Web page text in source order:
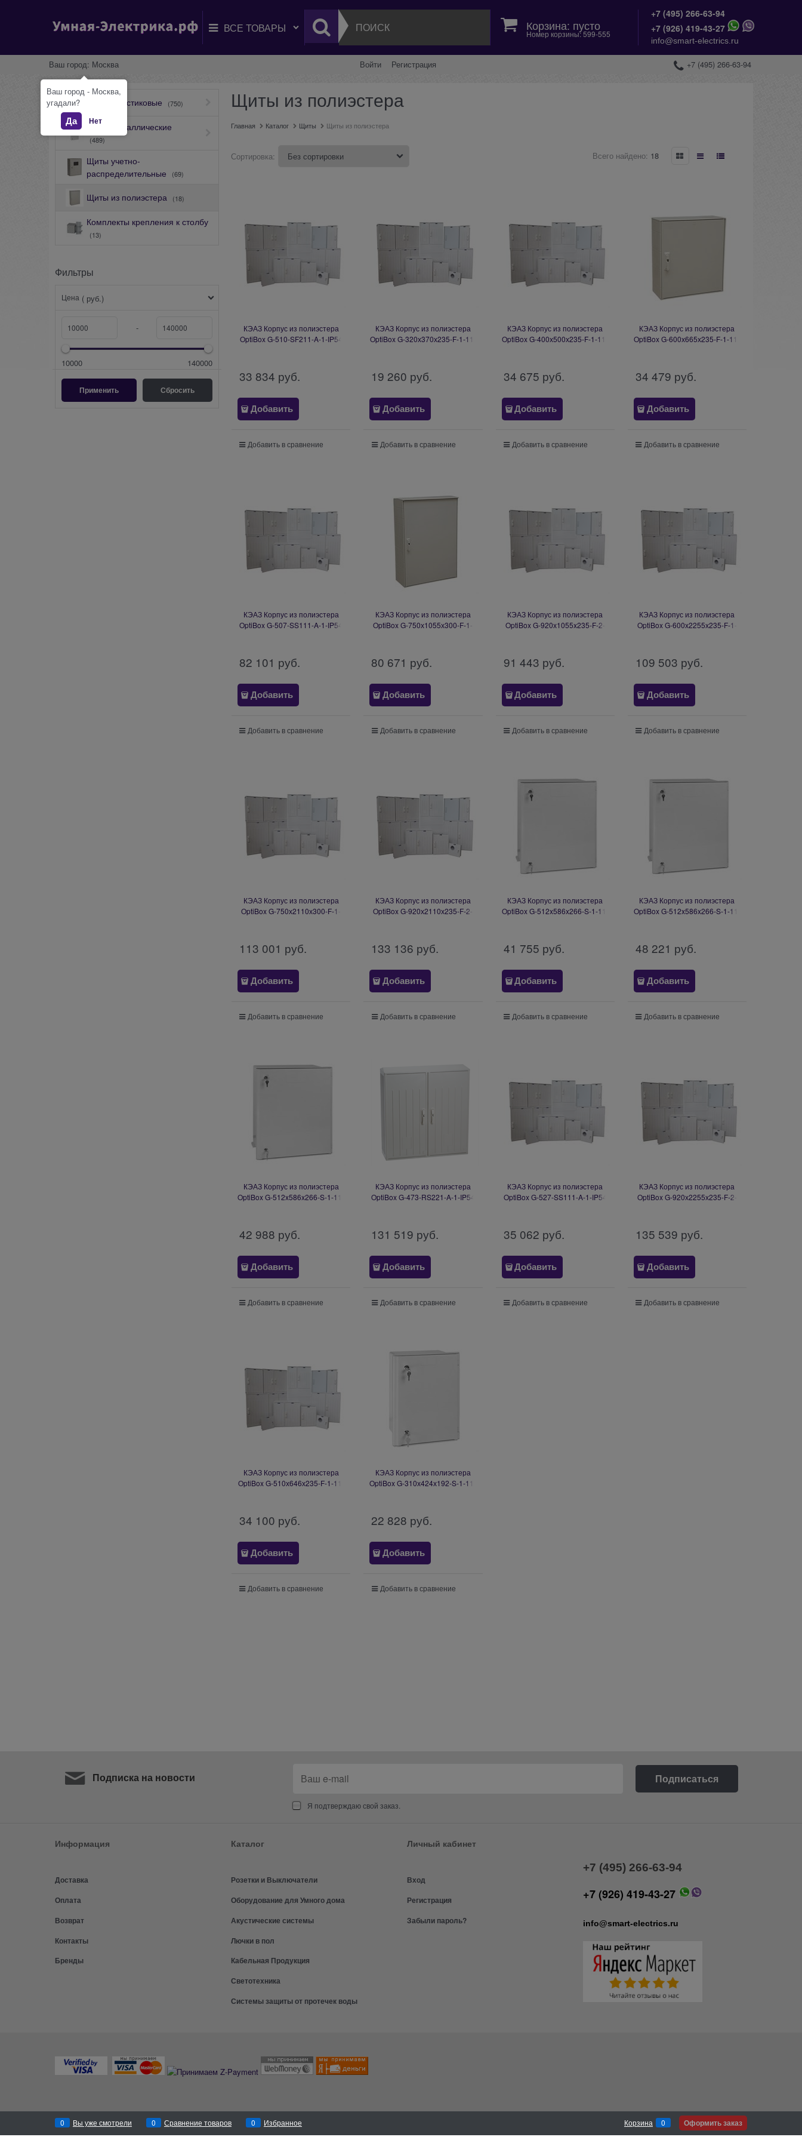
Корзина: пусто
Номер корзины: 599-555
+7 (495) 266-63-94
+7 (926) 419-43-27
info@smart-electrics.ru
Ваш город: Москва Войти Регистрация +7 (495) 266-63-94
Щиты Пластиковые (750)
Щиты Металлические
(489)
Щиты учетно-
распределительные
(69)
Щиты из полиэстера (18)
Комплекты крепления к столбу
(13)
Фильтры
Цена ( руб.)
-
10000 140000
Щиты из полиэстера
Главная Каталог Щиты Щиты из полиэстера
Сортировка: Всего найдено: 18
КЭАЗ Корпус из полиэстера
OptiBox G-510-SF211-A-1-IP54
33 834 руб.
Добавить
Добавить в сравнение
КЭАЗ Корпус из полиэстера
OptiBox G-320х370х235-F-1-11-
19 260 руб.
Добавить
Добавить в сравнение
КЭАЗ Корпус из полиэстера
OptiBox G-400х500х235-F-1-11-
34 675 руб.
Добавить
Добавить в сравнение
КЭАЗ Корпус из полиэстера
OptiBox G-600х665х235-F-1-11-
34 479 руб.
Добавить
Добавить в сравнение
КЭАЗ Корпус из полиэстера
OptiBox G-507-SS111-A-1-IP54
82 101 руб.
Добавить
Добавить в сравнение
КЭАЗ Корпус из полиэстера
OptiBox G-750х1055х300-F-1-
80 671 руб.
Добавить
Добавить в сравнение
КЭАЗ Корпус из полиэстера
OptiBox G-920х1055x235-F-2-
91 443 руб.
Добавить
Добавить в сравнение
КЭАЗ Корпус из полиэстера
OptiBox G-600х2255х235-F-1-
109 503 руб.
Добавить
Добавить в сравнение
КЭАЗ Корпус из полиэстера
OptiBox G-750х2110х300-F-1-
113 001 руб.
Добавить
Добавить в сравнение
КЭАЗ Корпус из полиэстера
OptiBox G-920х2110х235-F-2-
133 136 руб.
Добавить
Добавить в сравнение
КЭАЗ Корпус из полиэстера
OptiBox G-512x586x266-S-1-11-
41 755 руб.
Добавить
Добавить в сравнение
КЭАЗ Корпус из полиэстера
OptiBox G-512x586x266-S-1-11-
48 221 руб.
Добавить
Добавить в сравнение
КЭАЗ Корпус из полиэстера
OptiBox G-512x586x266-S-1-11-
42 988 руб.
Добавить
Добавить в сравнение
КЭАЗ Корпус из полиэстера
OptiBox G-473-RS221-A-1-IP54
131 519 руб.
Добавить
Добавить в сравнение
КЭАЗ Корпус из полиэстера
OptiBox G-527-SS111-A-1-IP54
35 062 руб.
Добавить
Добавить в сравнение
КЭАЗ Корпус из полиэстера
OptiBox G-920х2255х235-F-2-
135 539 руб.
Добавить
Добавить в сравнение
КЭАЗ Корпус из полиэстера
OptiBox G-510х646х235-F-1-11-
34 100 руб.
Добавить
Добавить в сравнение
КЭАЗ Корпус из полиэстера
OptiBox G-310х424х192-S-1-11-
22 828 руб.
Добавить
Добавить в сравнение
Подписка на новости
Я подтверждаю свой заказ.
Информация
Доставка
Оплата
Возврат
Контакты
Бренды
Каталог
Розетки и Выключатели
Оборудование для Умного дома
Акустические системы
Лючки в пол
Кабельная Продукция
Светотехника
Системы защиты от протечек воды
Личный кабинет
Вход
Регистрация
Забыли пароль?
+7 (495) 266-63-94
+7 (926) 419-43-27
info@smart-electrics.ru
0 Вы уже смотрели 0 Сравнение товаров 0 Избранное Корзина 0 Оформить заказ
Ваш город - Москва,
угадали?
Да Нет